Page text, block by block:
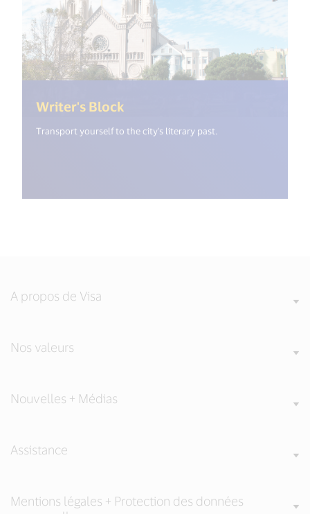
Writer's Block
Transport yourself to the city's literary past.
A propos de Visa
Nos valeurs
Nouvelles + Médias
Assistance
Mentions légales + Protection des données